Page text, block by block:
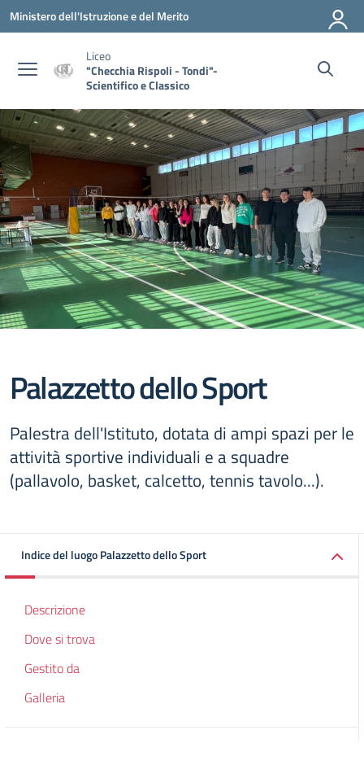
Vai ai contenuti
Vai al menu di navigazione
Vai al footer
Ministero dell'Istruzione e del Merito
Liceo
"Checchia Rispoli - Tondi"-
Scientifico e Classico
Palazzetto dello Sport
Palestra dell'Istituto, dotata di ampi spazi per le
attività sportive individuali e a squadre
(pallavolo, basket, calcetto, tennis tavolo...).
Indice del luogo Palazzetto dello Sport
Descrizione
Dove si trova
Gestito da
Galleria